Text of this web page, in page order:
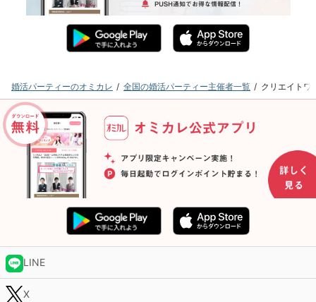
婚活パーティーのオミカレ 全国の婚活パーティー主催者一覧 クリエイトワ
LINE
X